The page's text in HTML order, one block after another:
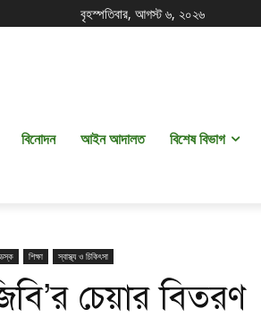
বৃহস্পতিবার, আগস্ট ৬, ২০২৬
বিনোদন আইন আদালত বিশেষ বিভাগ
শিক্ষা স্বাস্থ্য ও চিকিৎসা
চেয়ার বিতরণ